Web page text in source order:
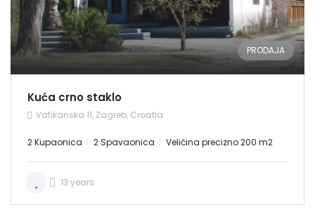
PRODAJA
Kuća crno staklo
Vatikanska 11, Zagreb, Croatia
2 Kupaonica 2 Spavaonica Veličina precizno 200 m2
13 years